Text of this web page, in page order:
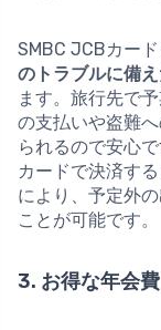
SMBC JCBカー
のトラブルに備
ます。旅行先で
の支払いや盗難
られるので安心
カードで決済す
により、予定外
ことが可能です。
3. お得な年会費